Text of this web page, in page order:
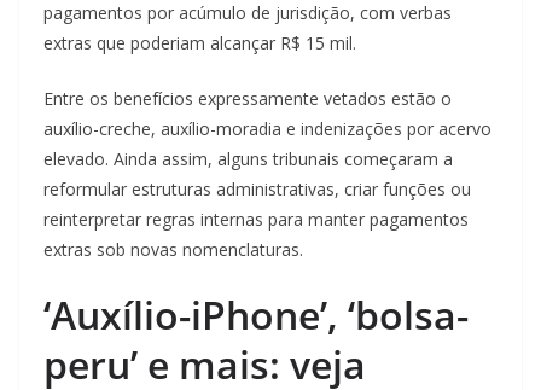
pagamentos por acúmulo de jurisdição, com verbas
extras que poderiam alcançar R$ 15 mil.
Entre os benefícios expressamente vetados estão o
auxílio-creche, auxílio-moradia e indenizações por acervo
elevado. Ainda assim, alguns tribunais começaram a
reformular estruturas administrativas, criar funções ou
reinterpretar regras internas para manter pagamentos
extras sob novas nomenclaturas.
‘Auxílio-iPhone’, ‘bolsa-
peru’ e mais: veja